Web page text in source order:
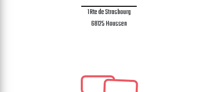
1 Rte de Strasbourg
68125 Houssen